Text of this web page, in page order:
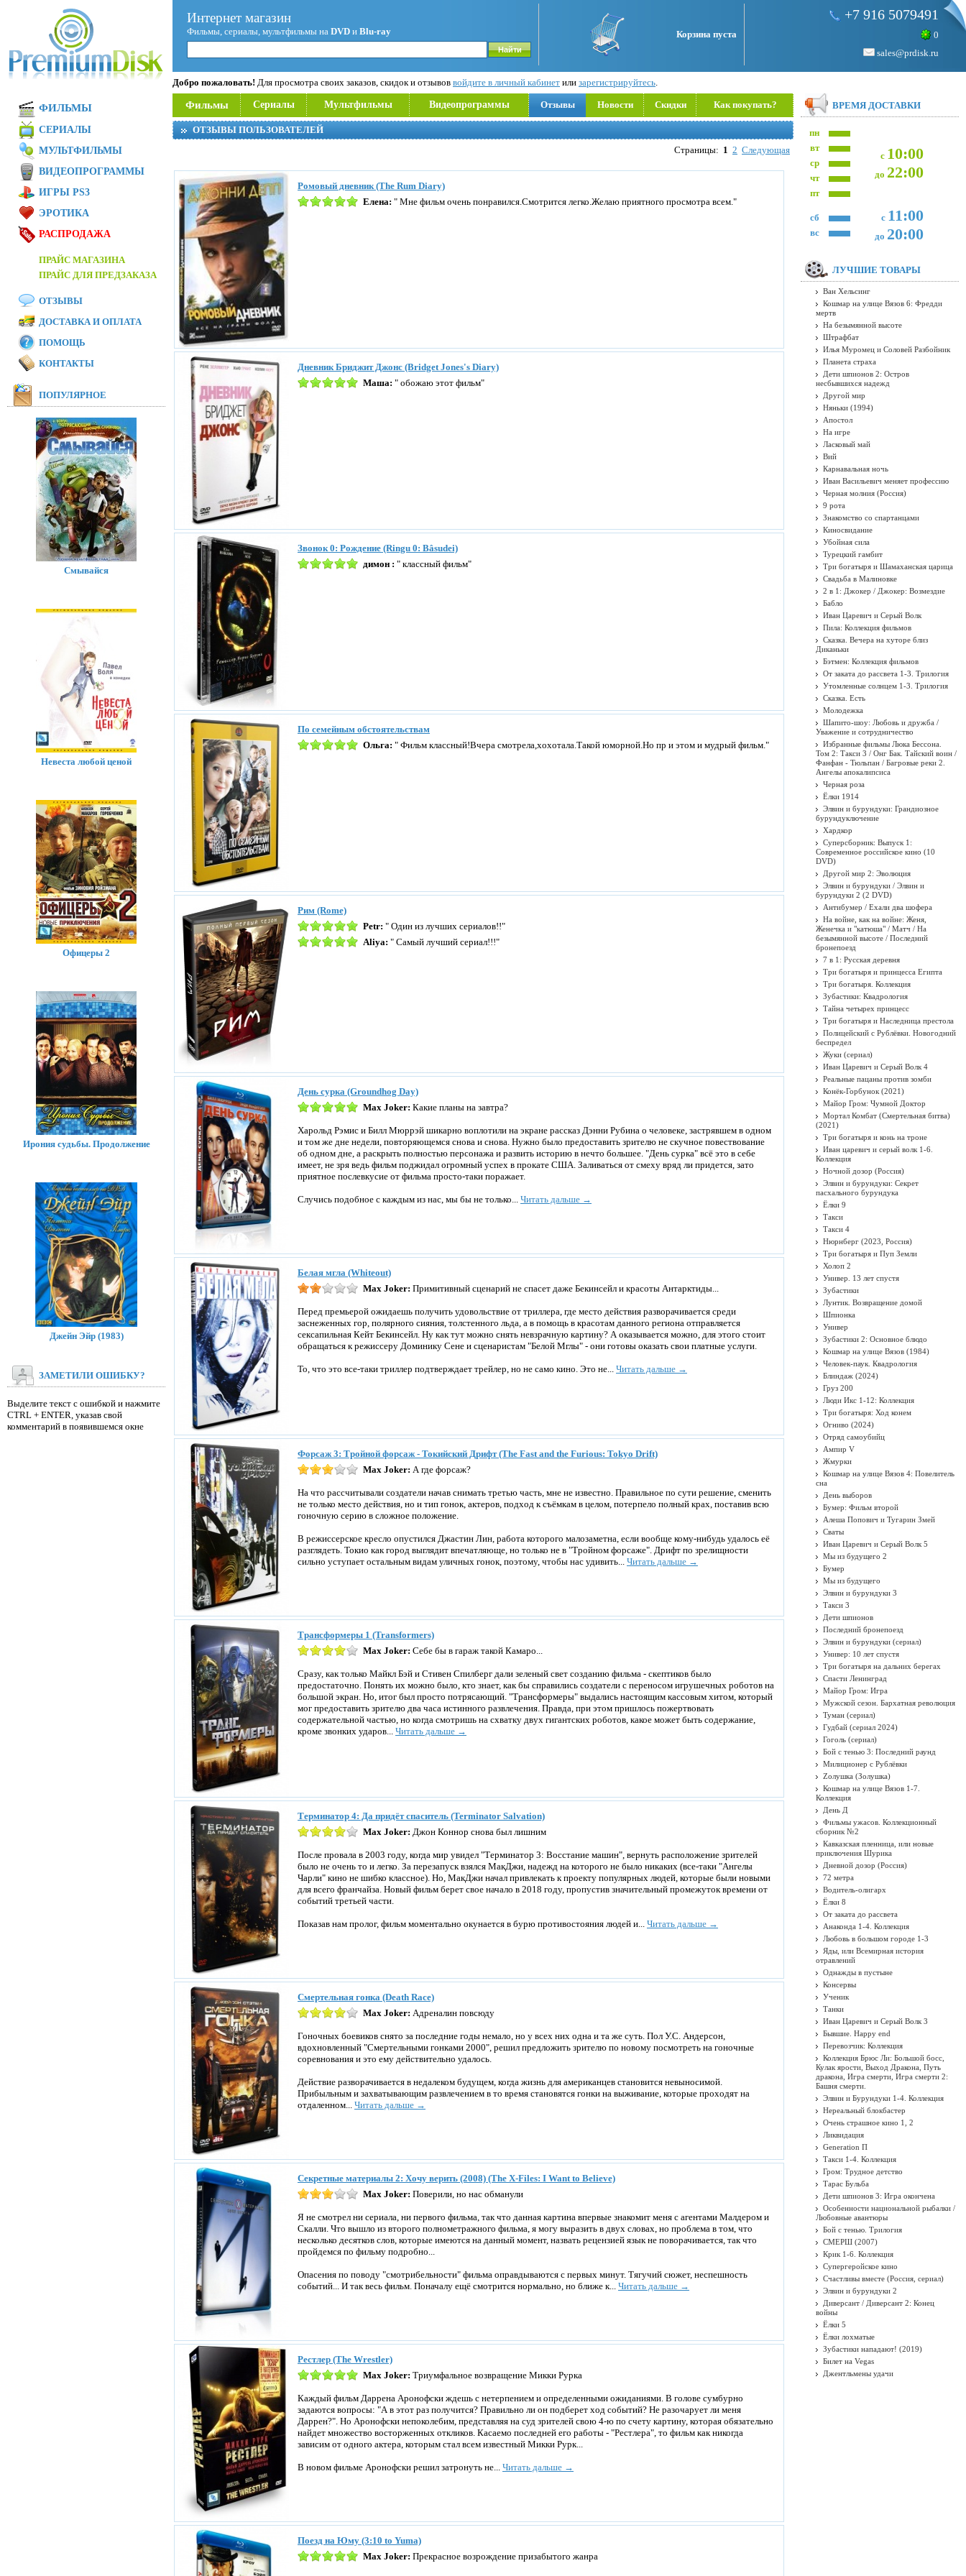
Интернет магазин
Фильмы, сериалы, мультфильмы на DVD и Blu-ray Корзина пуста
+7 916 5079491
0
sales@prdisk.ru
Добро пожаловать! Для просмотра своих заказов, скидок и отзывов войдите в личный кабинет или зарегистрируйтесь.
Фильмы Сериалы Мультфильмы Видеопрограммы Отзывы Новости Скидки Как покупать?
ОТЗЫВЫ ПОЛЬЗОВАТЕЛЕЙ
Страницы: 1 2 Следующая
Ромовый дневник (The Rum Diary)
Елена: " Мне фильм очень понравился.Смотрится легко.Желаю приятного просмотра всем."
Дневник Бриджит Джонс (Bridget Jones's Diary)
Маша: " обожаю этот фильм"
Звонок 0: Рождение (Ringu 0: Bâsudei)
димон : " классный фильм"
По семейным обстоятельствам
Ольга: " Фильм классный!Вчера смотрела,хохотала.Такой юморной.Но пр и этом и мудрый фильм."
Рим (Rome)
Petr: " Один из лучших сериалов!!"
Aliya: " Самый лучший сериал!!!"
День сурка (Groundhog Day)
Max Joker: Какие планы на завтра?
Харольд Рэмис и Билл Мюррэй шикарно воплотили на экране рассказ Дэнни Рубина о человеке, застрявшем в одном
и том же дне недели, повторяющемся снова и снова. Нужно было предоставить зрителю не скучное повествование
об одном дне, а раскрыть полностью персонажа и развить историю в нечто большее. "День сурка" всё это в себе
имеет, не зря ведь фильм поджидал огромный успех в прокате США. Заливаться от смеху вряд ли придется, зато
приятное послевкусие от фильма просто-таки поражает.
Случись подобное с каждым из нас, мы бы не только... Читать дальше →
Белая мгла (Whiteout)
Max Joker: Примитивный сценарий не спасет даже Бекинсейл и красоты Антарктиды...
Перед премьерой ожидаешь получить удовольствие от триллера, где место действия разворачивается среди
заснеженных гор, полярного сияния, толстенного льда, а в помощь в красотам данного региона отправляется
сексапильная Кейт Бекинсейл. Ну как тут можно снять невзрачную картину? А оказывается можно, для этого стоит
обращаться к режиссеру Доминику Сене и сценаристам "Белой Мглы" - они готовы оказать свои платные услуги.
То, что это все-таки триллер подтверждает трейлер, но не само кино. Это не... Читать дальше →
Форсаж 3: Тройной форсаж - Токийский Дрифт (The Fast and the Furious: Tokyo Drift)
Max Joker: А где форсаж?
На что рассчитывали создатели начав снимать третью часть, мне не известно. Правильное по сути решение, сменить
не только место действия, но и тип гонок, актеров, подход к съёмкам в целом, потерпело полный крах, поставив всю
гоночную серию в сложное положение.
В режиссерское кресло опустился Джастин Лин, работа которого малозаметна, если вообще кому-нибудь удалось её
разглядеть. Токио как город выглядит впечатляюще, но только не в "Тройном форсаже". Дрифт по зрелищности
сильно уступает остальным видам уличных гонок, поэтому, чтобы нас удивить... Читать дальше →
Трансформеры 1 (Transformers)
Max Joker: Себе бы в гараж такой Камаро...
Сразу, как только Майкл Бэй и Стивен Спилберг дали зеленый свет созданию фильма - скептиков было
предостаточно. Понять их можно было, кто знает, как бы справились создатели с переносом игрушечных роботов на
большой экран. Но, итог был просто потрясающий. "Трансформеры" выдались настоящим кассовым хитом, который
мог предоставить зрителю два часа истинного развлечения. Правда, при этом пришлось пожертвовать
содержательной частью, но когда смотришь на схватку двух гигантских роботов, какое может быть содержание,
кроме звонких ударов... Читать дальше →
Терминатор 4: Да придёт спаситель (Terminator Salvation)
Max Joker: Джон Коннор снова был лишним
После провала в 2003 году, когда мир увидел "Терминатор 3: Восстание машин", вернуть расположение зрителей
было не очень то и легко. За перезапуск взялся МакДжи, надежд на которого не было никаких (все-таки "Ангелы
Чарли" кино не шибко классное). Но, МакДжи начал привлекать к проекту популярных людей, которые были новыми
для всего франчайза. Новый фильм берет свое начало в 2018 году, пропустив значительный промежуток времени от
событий третьей части.
Показав нам пролог, фильм моментально окунается в бурю противостояния людей и... Читать дальше →
Смертельная гонка (Death Race)
Max Joker: Адреналин повсюду
Гоночных боевиков снято за последние годы немало, но у всех них одна и та же суть. Пол У.С. Андерсон,
вдохновленный "Смертельными гонками 2000", решил предложить зрителю по новому посмотреть на гоночные
соревнования и это ему действительно удалось.
Действие разворачивается в недалеком будущем, когда жизнь для американцев становится невыносимой.
Прибыльным и захватывающим развлечением в то время становятся гонки на выживание, которые проходят на
отдаленном... Читать дальше →
Секретные материалы 2: Хочу верить (2008) (The X-Files: I Want to Believe)
Max Joker: Поверили, но нас обманули
Я не смотрел ни сериала, ни первого фильма, так что данная картина впервые знакомит меня с агентами Малдером и
Скалли. Что вышло из второго полнометражного фильма, я могу выразить в двух словах, но проблема в том, что
несколько десятков слов, которые имеются на данный момент, назвать рецензией язык не поворачивается, так что
пройдемся по фильму подробно...
Опасения по поводу "смотрибельности" фильма оправдываются с первых минут. Тягучий сюжет, неспешность
событий... И так весь фильм. Поначалу ещё смотрится нормально, но ближе к... Читать дальше →
Рестлер (The Wrestler)
Max Joker: Триумфальное возвращение Микки Рурка
Каждый фильм Даррена Аронофски ждешь с нетерпением и определенными ожиданиями. В голове сумбурно
задаются вопросы: "А в этот раз получится? Правильно ли он подберет ход событий? Не разочарует ли меня
Даррен?". Но Аронофски непоколебим, представляя на суд зрителей свою 4-ю по счету картину, которая обязательно
найдет множество восторженных откликов. Касаемо последней его работы - "Рестлера", то фильм как никогда
зависим от одного актера, которым стал всем известный Микки Рурк...
В новом фильме Аронофски решил затронуть не... Читать дальше →
Поезд на Юму (3:10 to Yuma)
Max Joker: Прекрасное возрождение призабытого жанра
ФИЛЬМЫ
СЕРИАЛЫ
МУЛЬТФИЛЬМЫ
ВИДЕОПРОГРАММЫ
ИГРЫ PS3
ЭРОТИКА
РАСПРОДАЖА
ПРАЙС МАГАЗИНА
ПРАЙС ДЛЯ ПРЕДЗАКАЗА
ОТЗЫВЫ
ДОСТАВКА И ОПЛАТА
ПОМОЩЬ
КОНТАКТЫ
ПОПУЛЯРНОЕ
Смывайся
Невеста любой ценой
Офицеры 2
Ирония судьбы. Продолжение
Джейн Эйр (1983)
ЗАМЕТИЛИ ОШИБКУ?
Выделите текст с ошибкой и нажмите
CTRL + ENTER, указав свой
комментарий в появившемся окне
ВРЕМЯ ДОСТАВКИ
пн
с 10:00
до 22:00
вт
ср
чт
пт
с 11:00
до 20:00
сб
вс
ЛУЧШИЕ ТОВАРЫ
Ван Хельсинг
Кошмар на улице Вязов 6: Фредди
мертв
На безымянной высоте
Штрафбат
Илья Муромец и Соловей Разбойник
Планета страха
Дети шпионов 2: Остров
несбывшихся надежд
Другой мир
Няньки (1994)
Апостол
На игре
Ласковый май
Вий
Карнавальная ночь
Иван Васильевич меняет профессию
Черная молния (Россия)
9 рота
Знакомство со спартанцами
Киносвидание
Убойная сила
Турецкий гамбит
Три богатыря и Шамаханская царица
Свадьба в Малиновке
2 в 1: Джокер / Джокер: Возмездие
Бабло
Иван Царевич и Серый Волк
Пила: Коллекция фильмов
Сказка. Вечера на хуторе близ
Диканьки
Бэтмен: Коллекция фильмов
От заката до рассвета 1-3. Трилогия
Утомленные солнцем 1-3. Трилогия
Сказка. Есть
Молодежка
Шапито-шоу: Любовь и дружба /
Уважение и сотрудничество
Избранные фильмы Люка Бессона.
Том 2: Такси 3 / Онг Бак. Тайский воин /
Фанфан - Тюльпан / Багровые реки 2.
Ангелы апокалипсиса
Черная роза
Ёлки 1914
Элвин и бурундуки: Грандиозное
бурундуключение
Хардкор
Суперсборник: Выпуск 1:
Современное российское кино (10
DVD)
Другой мир 2: Эволюция
Элвин и бурундуки / Элвин и
бурундуки 2 (2 DVD)
Антибумер / Ехали два шофера
На войне, как на войне: Женя,
Женечка и "катюша" / Матч / На
безымянной высоте / Последний
бронепоезд
7 в 1: Русская деревня
Три богатыря и принцесса Египта
Три богатыря. Коллекция
Зубастики: Квадрология
Тайна четырех принцесс
Три богатыря и Наследница престола
Полицейский с Рублёвки. Новогодний
беспредел
Жуки (сериал)
Иван Царевич и Серый Волк 4
Реальные пацаны против зомби
Конёк-Горбунок (2021)
Майор Гром: Чумной Доктор
Мортал Комбат (Смертельная битва)
(2021)
Три богатыря и конь на троне
Иван царевич и серый волк 1-6.
Коллекция
Ночной дозор (Россия)
Элвин и бурундуки: Секрет
пасхального бурундука
Ёлки 9
Такси
Такси 4
Нюрнберг (2023, Россия)
Три богатыря и Пуп Земли
Холоп 2
Универ. 13 лет спустя
Зубастики
Лунтик. Возвращение домой
Шпионка
Универ
Зубастики 2: Основное блюдо
Кошмар на улице Вязов (1984)
Человек-паук. Квадрология
Блиндаж (2024)
Груз 200
Люди Икс 1-12: Коллекция
Три богатыря: Ход конем
Огниво (2024)
Отряд самоубийц
Ампир V
Жмурки
Кошмар на улице Вязов 4: Повелитель
сна
День выборов
Бумер: Фильм второй
Алеша Попович и Тугарин Змей
Сваты
Иван Царевич и Серый Волк 5
Мы из будущего 2
Бумер
Мы из будущего
Элвин и бурундуки 3
Такси 3
Дети шпионов
Последний бронепоезд
Элвин и бурундуки (сериал)
Универ: 10 лет спустя
Три богатыря на дальних берегах
Спасти Ленинград
Майор Гром: Игра
Мужской сезон. Бархатная революция
Туман (сериал)
Гудбай (сериал 2024)
Гоголь (сериал)
Бой с тенью 3: Последний раунд
Милиционер с Рублёвки
Zолушка (Золушка)
Кошмар на улице Вязов 1-7.
Коллекция
День Д
Фильмы ужасов. Коллекционный
сборник №2
Кавказская пленница, или новые
приключения Шурика
Дневной дозор (Россия)
72 метра
Водитель-олигарх
Ёлки 8
От заката до рассвета
Анаконда 1-4. Коллекция
Любовь в большом городе 1-3
Яды, или Всемирная история
отравлений
Однажды в пустыне
Консервы
Ученик
Танки
Иван Царевич и Серый Волк 3
Бывшие. Happy end
Перевозчик: Коллекция
Коллекция Брюс Ли: Большой босс,
Кулак ярости, Выход Дракона, Путь
дракона, Игра смерти, Игра смерти 2:
Башня смерти.
Элвин и Бурундуки 1-4. Коллекция
Нереальный блокбастер
Очень страшное кино 1, 2
Ликвидация
Generation П
Такси 1-4. Коллекция
Гром: Трудное детство
Тарас Бульба
Дети шпионов 3: Игра окончена
Особенности национальной рыбалки /
Любовные авантюры
Бой с тенью. Трилогия
СМЕРШ (2007)
Крик 1-6. Коллекция
Супергеройское кино
Счастливы вместе (Россия, сериал)
Элвин и бурундуки 2
Диверсант / Диверсант 2: Конец
войны
Ёлки 5
Ёлки лохматые
Зубастики нападают! (2019)
Билет на Vegas
Джентльмены удачи